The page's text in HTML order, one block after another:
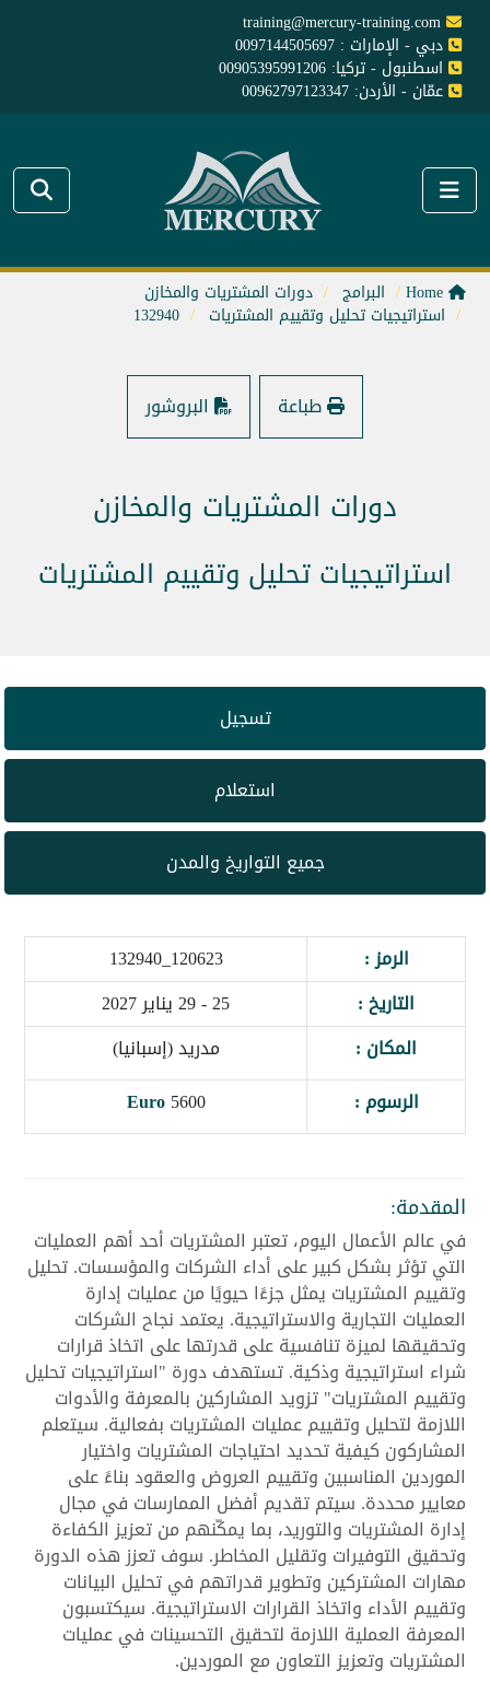
training@mercury-training.com
دبي - الإمارات : 0097144505697
اسطنبول - تركيا: 00905395991206
عمّان - الأردن: 00962797123347
البرامج دورات المشتريات والمخازن
استراتيجيات تحليل وتقييم المشتريات 132940
طباعة البروشور
دورات المشتريات والمخازن
استراتيجيات تحليل وتقييم المشتريات
تسجيل
استعلام
جميع التواريخ والمدن
الرمز :
120623_132940
التاريخ :
25 - 29 يناير 2027
المكان :
مدريد (إسبانيا)
الرسوم :
5600
Euro
المقدمة:
في عالم الأعمال اليوم، تعتبر المشتريات أحد أهم العمليات
التي تؤثر بشكل كبير على أداء الشركات والمؤسسات. تحليل
وتقييم المشتريات يمثل جزءًا حيويًا من عمليات إدارة
العمليات التجارية والاستراتيجية. يعتمد نجاح الشركات
وتحقيقها لميزة تنافسية على قدرتها على اتخاذ قرارات
شراء استراتيجية وذكية. تستهدف دورة "استراتيجيات تحليل
وتقييم المشتريات" تزويد المشاركين بالمعرفة والأدوات
اللازمة لتحليل وتقييم عمليات المشتريات بفعالية. سيتعلم
المشاركون كيفية تحديد احتياجات المشتريات واختيار
الموردين المناسبين وتقييم العروض والعقود بناءً على
معايير محددة. سيتم تقديم أفضل الممارسات في مجال
إدارة المشتريات والتوريد، بما يمكّنهم من تعزيز الكفاءة
وتحقيق التوفيرات وتقليل المخاطر. سوف تعزز هذه الدورة
مهارات المشتركين وتطوير قدراتهم في تحليل البيانات
وتقييم الأداء واتخاذ القرارات الاستراتيجية. سيكتسبون
المعرفة العملية اللازمة لتحقيق التحسينات في عمليات
المشتريات وتعزيز التعاون مع الموردين.